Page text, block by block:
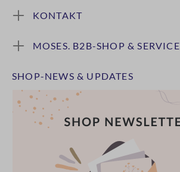
MOSES. B2B-SHOP & SERVICE
SHOP-NEWS & UPDATES
KONTAKT